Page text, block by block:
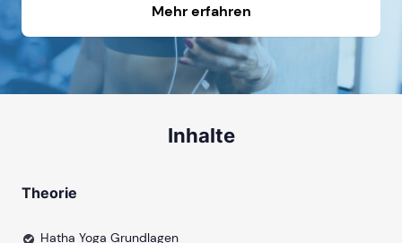
Mehr erfahren
Inhalte
Theorie
Hatha Yoga Grundlagen